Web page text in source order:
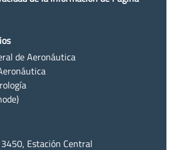
de Aeronáutica
Estación Central